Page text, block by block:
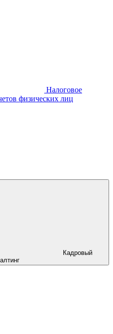
Налоговое
физических лиц